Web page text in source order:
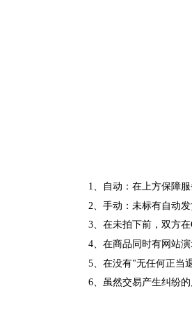
1、自动：在上方保障
2、手动：未标有自动
3、在未拍下前，双方
4、在商品同时有网站
5、在没有"无任何正当
6、虽然交易产生纠纷